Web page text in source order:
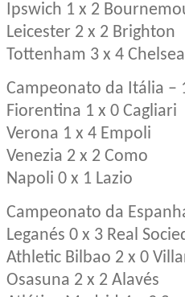
Ipswich 1 x 2
Leicester 2 x 2 Brighton
Tottenham 3 x 4 Chelsea
Campeonato da Itália –
Fiorentina 1 x 0 Cagliari
Verona 1 x 4 Empoli
Venezia 2 x 2 Como
Napoli 0 x 1 Lazio
Campeonato da
Leganés 0 x 3 Real
Athletic Bilbao 2 x 0
Osasuna 2 x 2 Alavés